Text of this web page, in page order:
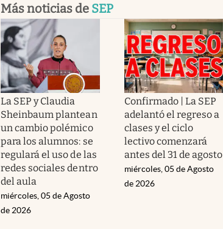
Más noticias de SEP
La SEP y Claudia
Sheinbaum plantean
un cambio polémico
para los alumnos: se
regulará el uso de las
redes sociales dentro
del aula
miércoles, 05 de Agosto
de 2026
Confirmado | La SEP
adelantó el regreso a
clases y el ciclo
lectivo comenzará
antes del 31 de agosto
miércoles, 05 de Agosto
de 2026